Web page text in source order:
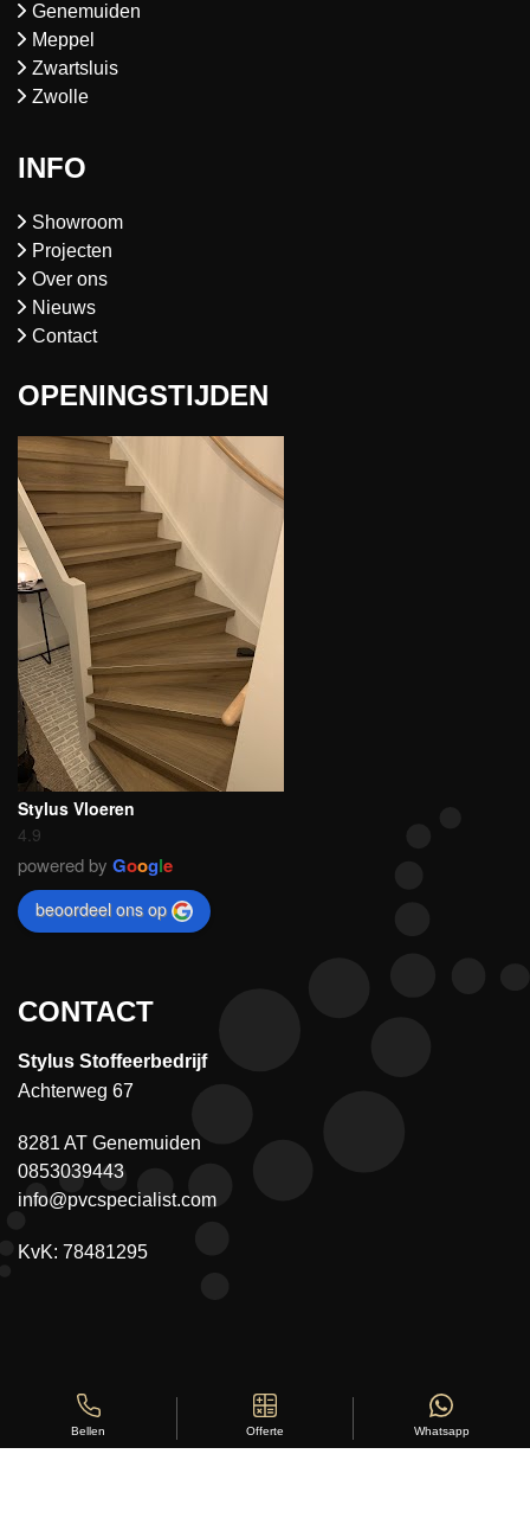
Genemuiden
Meppel
Zwartsluis
Zwolle
INFO
Showroom
Projecten
Over ons
Nieuws
Contact
OPENINGSTIJDEN
Stylus Vloeren
4.9
powered by Google
beoordeel ons op
CONTACT
Stylus Stoffeerbedrijf
Achterweg 67
8281 AT Genemuiden
0853039443
info@pvcspecialist.com
KvK: 78481295
Bellen Offerte Whatsapp